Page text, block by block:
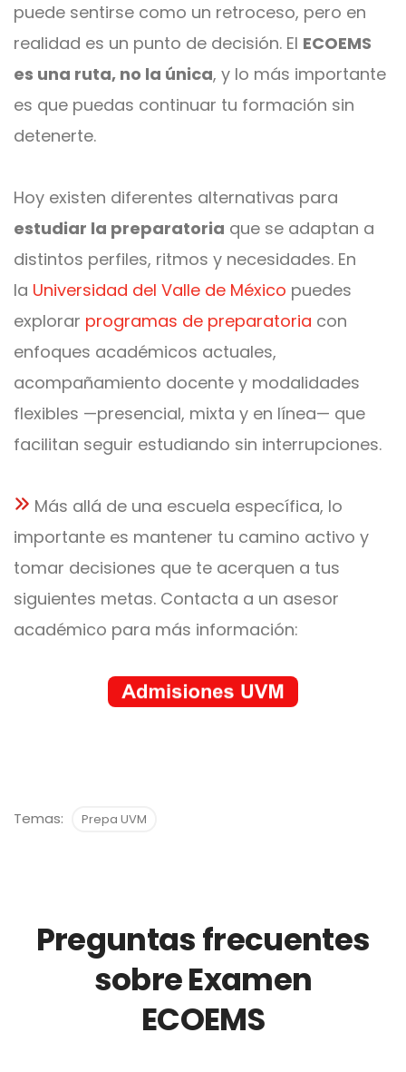
puede sentirse como un retroceso, pero en
realidad es un punto de decisión. El ECOEMS
es una ruta, no la única, y lo más importante
es que puedas continuar tu formación sin
detenerte.
Hoy existen diferentes alternativas para
estudiar la preparatoria que se adaptan a
distintos perfiles, ritmos y necesidades. En
la Universidad del Valle de México puedes
explorar programas de preparatoria con
enfoques académicos actuales,
acompañamiento docente y modalidades
flexibles —presencial, mixta y en línea— que
facilitan seguir estudiando sin interrupciones.
Más allá de una escuela específica, lo
importante es mantener tu camino activo y
tomar decisiones que te acerquen a tus
siguientes metas. Contacta a un asesor
académico para más información:
Temas: Prepa UVM
Preguntas frecuentes
sobre Examen
ECOEMS